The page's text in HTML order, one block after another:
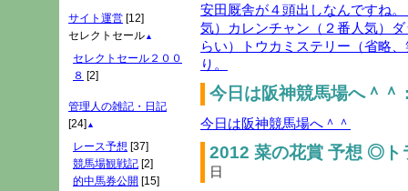
安田厩舎が４頭出しなんですね
気）カレンチャン（２番人気）
らい）トウカミステリー（省略
り。
今日は阪神競馬場へ＾＾
今日は阪神競馬場へ＾＾
2012 菜の花賞 予想 ◎ト
日
サイト運営 [12]
セレクトセール ▲
セレクトセール２００
８ [2]
管理人の雑記・日記
[24] ▲
レース予想 [37]
競馬場観戦記 [2]
的中馬券公開 [15]